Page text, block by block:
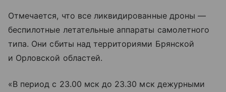
Отмечается, что все ликвидированные дроны —
беспилотные летательные аппараты самолетного
типа. Они сбиты над территориями Брянской
и Орловской областей.
«В период с 23.00 мск до 23.30 мск дежурными